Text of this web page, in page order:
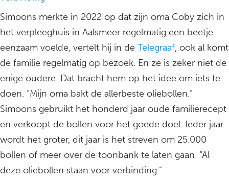
Simoons merkte in 2022 op dat zijn oma Coby zich in
het verpleeghuis in Aalsmeer regelmatig een beetje
eenzaam voelde, vertelt hij in de Telegraaf, ook al komt
de familie regelmatig op bezoek. En ze is zeker niet de
enige oudere. Dat bracht hem op het idee om iets te
doen. “Mijn oma bakt de allerbeste oliebollen.”
Simoons gebruikt het honderd jaar oude familierecept
en verkoopt de bollen voor het goede doel. Ieder jaar
wordt het groter, dit jaar is het streven om 25.000
bollen of meer over de toonbank te laten gaan. “Al
deze oliebollen staan voor verbinding.”